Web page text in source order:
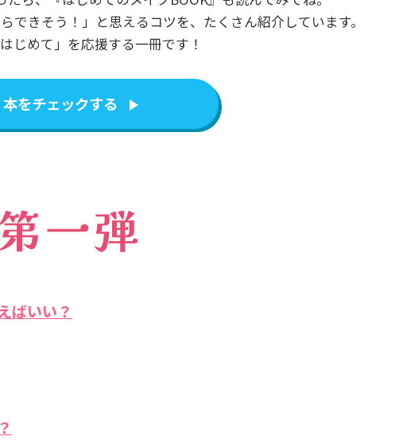
できそう！」と思えるコツを、たくさん紹介しています。
じめて」を応援する一冊です！
本をチェックする
ばいい？